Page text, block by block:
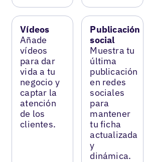
Vídeos
Añade
vídeos
para dar
vida a tu
negocio y
captar la
atención
de los
clientes.
Publicación
social
Muestra tu
última
publicación
en redes
sociales
para
mantener
tu ficha
actualizada
y
dinámica.